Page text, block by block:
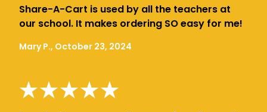
Share-A-Cart is used by all the teachers at
our school. It makes ordering SO easy for me!
Mary P., October 23, 2024